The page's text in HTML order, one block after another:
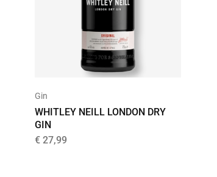
Gin
WHITLEY NEILL LONDON DRY
GIN
€ 27,99